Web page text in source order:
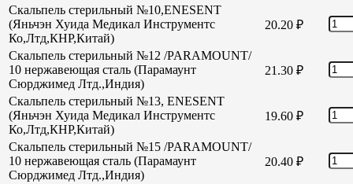
Скальпель стерильный №10,ENESENT
(Яньчэн Хуида Медикал Инструментс
Ко,Лтд,КНР,Китай)
20.20 ₽
Скальпель стерильный №12 /PARAMOUNT/
10 нержавеющая сталь (Парамаунт
Сюрджимед Лтд.,Индия)
21.30 ₽
Скальпель стерильный №13, ENESENT
(Яньчэн Хуида Медикал Инструментс
Ко,Лтд,КНР,Китай)
19.60 ₽
Скальпель стерильный №15 /PARAMOUNT/
10 нержавеющая сталь (Парамаунт
Сюрджимед Лтд.,Индия)
20.40 ₽